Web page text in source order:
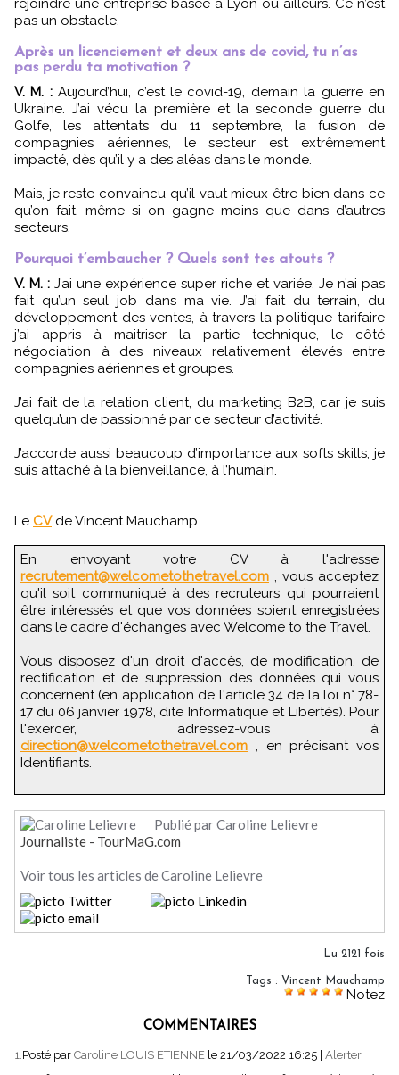
rejoindre une entreprise basée à Lyon ou ailleurs. Ce n’est
pas un obstacle.
Après un licenciement et deux ans de covid, tu n’as
pas perdu ta motivation ?
V. M. :Aujourd’hui, c’est le covid-19, demain la guerre en
Ukraine. J’ai vécu la première et la seconde guerre du
Golfe, les attentats du 11 septembre, la fusion de
compagnies aériennes, le secteur est extrêmement
impacté, dès qu’il y a des aléas dans le monde.
Mais, je reste convaincu qu’il vaut mieux être bien dans ce
qu’on fait, même si on gagne moins que dans d’autres
secteurs.
Pourquoi t’embaucher ? Quels sont tes atouts ?
V. M. : J’ai une expérience super riche et variée. Je n’ai pas
fait qu’un seul job dans ma vie. J’ai fait du terrain, du
développement des ventes, à travers la politique tarifaire
j’ai appris à maitriser la partie technique, le côté
négociation à des niveaux relativement élevés entre
compagnies aériennes et groupes.
J’ai fait de la relation client, du marketing B2B, car je suis
quelqu’un de passionné par ce secteur d’activité.
J’accorde aussi beaucoup d’importance aux softs skills, je
suis attaché à la bienveillance, à l’humain.
Le CVde Vincent Mauchamp.
En envoyant votre CV à l'adresse
recrutement@welcometothetravel.com , vous acceptez
qu'il soit communiqué à des recruteurs qui pourraient
être intéressés et que vos données soient enregistrées
dans le cadre d'échanges avec Welcome to the Travel.
Vous disposez d'un droit d'accès, de modification, de
rectification et de suppression des données qui vous
concernent (en application de l'article 34 de la loi n° 78-
17 du 06 janvier 1978, dite Informatique et Libertés). Pour
l'exercer, adressez-vous à
direction@welcometothetravel.com , en précisant vos
Identifiants.
Publié par Caroline Lelievre
Journaliste - TourMaG.com
Voir tous les articles de Caroline Lelievre
Lu 2121 fois
Tags : Vincent Mauchamp
Notez
COMMENTAIRES
1.Posté par Caroline LOUIS ETIENNE le 21/03/2022 16:25 Alerter